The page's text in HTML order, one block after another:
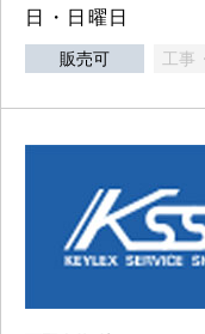
日・日曜日
販売可 工事